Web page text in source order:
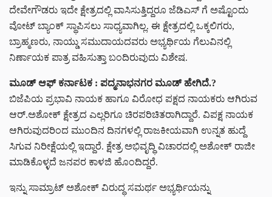
ದೇವೇಗೌಡರು ಇದೇ ಕ್ಷೇತ್ರದಲ್ಲಿ ವಾಸಿಸುತ್ತಿದ್ದರೂ ಜೆಡಿಎಸ್ ಗೆ ಅಷ್ಟೊಂದು
ವೋಟ್ ಬ್ಯಾಂಕ್ ಸ್ಥಾಪಿಸಲು ಸಾಧ್ಯವಾಗಿಲ್ಲ. ಈ ಕ್ಷೇತ್ರದಲ್ಲಿ ಒಕ್ಕಲಿಗರು,
ಬ್ರಾಹ್ಮಣರು, ನಾಯ್ಡು ಸಮುದಾಯದವರು ಅಭ್ಯರ್ಥಿಯ ಗೆಲುವಿನಲ್ಲಿ
ನಿರ್ಣಾಯಕ ಪಾತ್ರ ವಹಿಸುತ್ತಾ ಬಂದಿರುವುದು ವಿಶೇಷ.
ಮೂಡ್ ಆಫ್ ಕರ್ನಾಟಕ : ಪದ್ಮನಾಭನಗರ ಮೂಡ್ ಹೇಗಿದೆ.?
ಬಿಜೆಪಿಯ ಪ್ರಭಾವಿ ನಾಯಕ ಹಾಗೂ ವಿರೋಧ ಪಕ್ಷದ ನಾಯಕರು ಆಗಿರುವ
ಆರ್.ಅಶೋಕ್ ಕ್ಷೇತ್ರದ ಎಲ್ಲರಿಗೂ ಚಿರಪರಿಚಿತರಾಗಿದ್ದಾರೆ. ವಿಪಕ್ಷ ನಾಯಕ
ಆಗಿರುವುದರಿಂದ ಮುಂದಿನ ದಿನಗಳಲ್ಲಿ ರಾಜಕೀಯವಾಗಿ ಉನ್ನತ ಹುದ್ದೆ
ಸಿಗುವ ನಿರೀಕ್ಷೆಯಲ್ಲಿ ಇದ್ದಾರೆ. ಕ್ಷೇತ್ರ ಅಭಿವೃದ್ಧಿ ವಿಚಾರದಲ್ಲಿ ಅಶೋಕ್ ರಾಜೀ
ಮಾಡಿಕೊಳ್ಳದೆ ಜನಪರ ಕಾಳಜಿ ಹೊಂದಿದ್ದರೆ.
ಇನ್ನು ಸಾಮ್ರಾಟ್ ಅಶೋಕ್ ವಿರುದ್ಧ ಸಮರ್ಥ ಅಭ್ಯರ್ಥಿಯನ್ನು